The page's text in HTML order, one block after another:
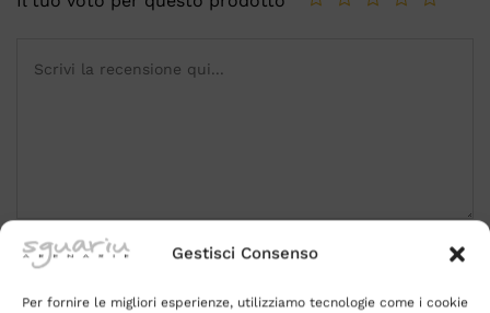
Gestisci Consenso
Per fornire le migliori esperienze, utilizziamo tecnologie come i cookie
Name*